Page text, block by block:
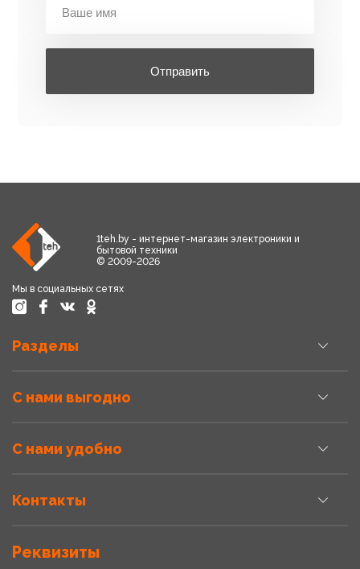
Отправить
1teh.by - интернет-магазин электроники и
бытовой техники
© 2009-2026
Мы в социальных сетях
Разделы
С нами выгодно
С нами удобно
Контакты
Реквизиты